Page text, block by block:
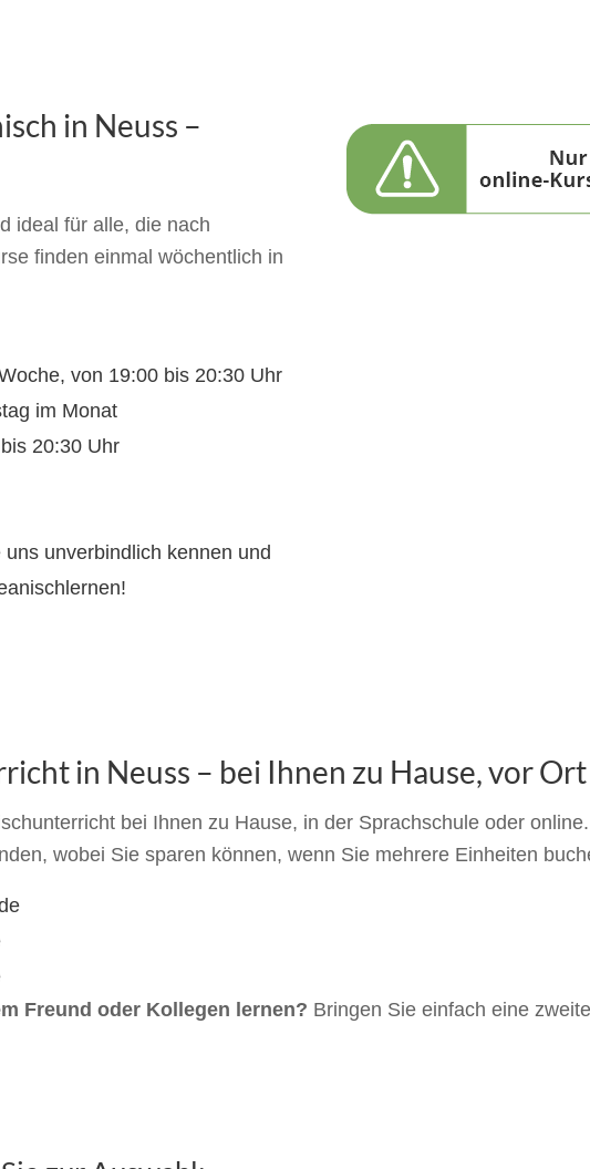
in Neuss –
ideal für alle, die nach
finden einmal wöchentlich in
von 19:00 bis 20:30 Uhr
im Monat
20:30 Uhr
uns unverbindlich kennen und
in Neuss – bei Ihnen zu Hause, vor
bei Ihnen zu Hause, in der Sprachschule oder
wobei Sie sparen können, wenn Sie mehrere Einheiten
Freund oder Kollegen lernen? Bringen Sie einfach eine